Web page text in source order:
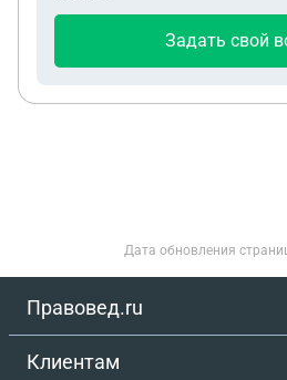
документы: [перечислить]. Прошу Вас Дать
пошаговую инструкцию по
действиям. оценить шансы на успешную
Задать свой
Дата обновления
Правовед.ru
Клиентам